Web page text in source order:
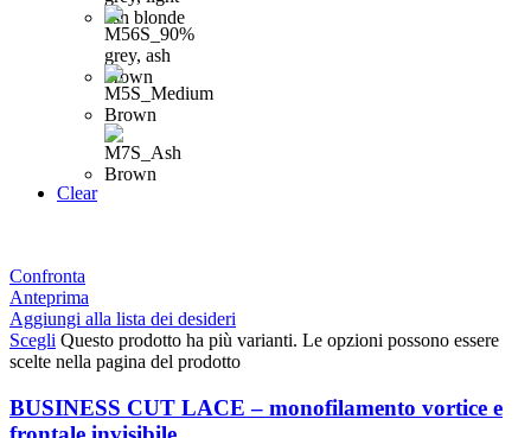
Clear
Confronta
Anteprima
Aggiungi alla lista dei desideri
Scegli Questo prodotto ha più varianti. Le opzioni possono essere
scelte nella pagina del prodotto
BUSINESS CUT LACE – monofilamento vortice e